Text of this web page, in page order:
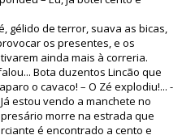
gélido de terror, suava as bicas,
os presentes, e os
ainda mais à correria.
Bota duzentos Lincão que
o cavaco! – O Zé explodiu!... -
estou vendo a manchete no
morre na estrada que
é encontrado a cento e